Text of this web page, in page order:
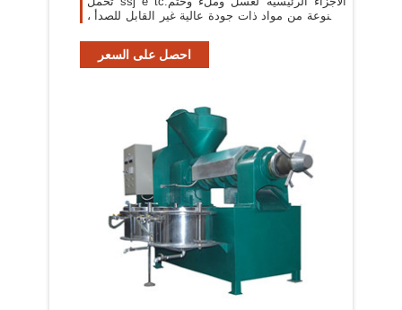
مصنوعة من مواد ذات جودة عالية غير القابل للصدأ ،
احصل على السعر